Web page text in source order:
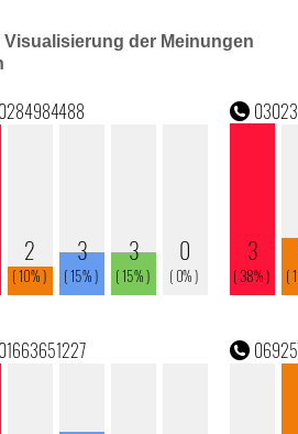
der Meinungen